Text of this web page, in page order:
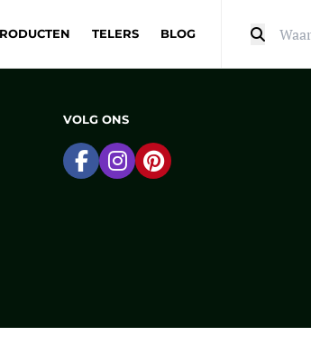
TELERS BLOG
VOLG ONS
Ga naar Facebook
Ga naar Instagram
Ga naar Pinterest